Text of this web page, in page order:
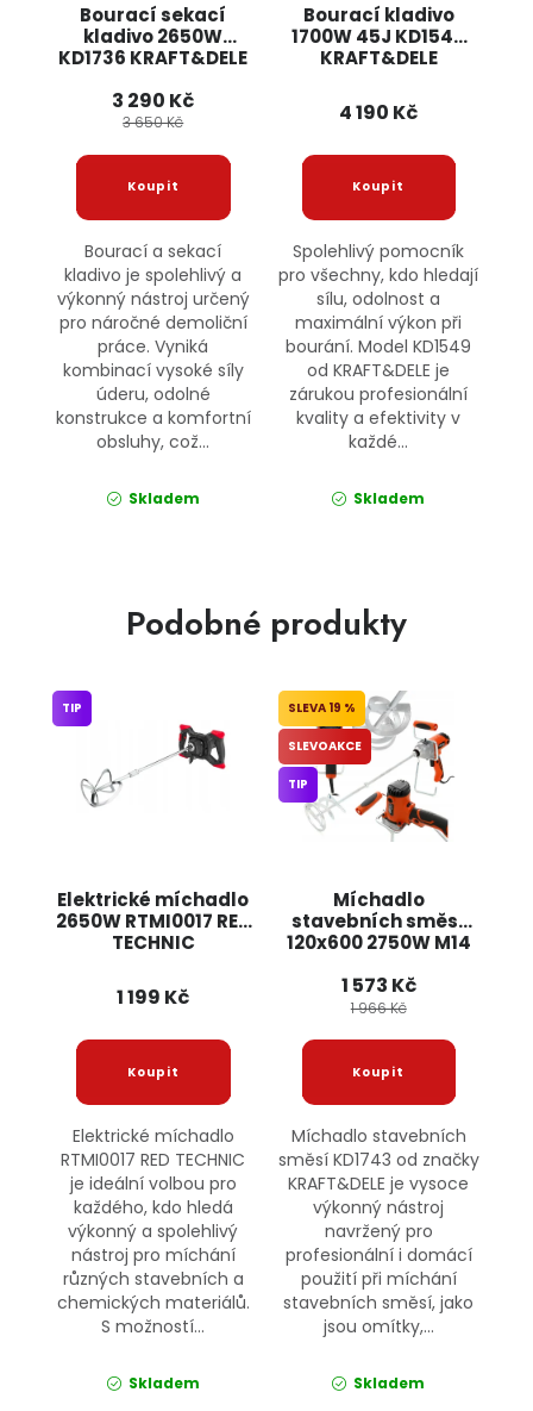
Bourací sekací
kladivo 2650W
KD1736 KRAFT&DELE
3 290 Kč
3 650 Kč
Bourací a sekací
kladivo je spolehlivý a
výkonný nástroj určený
pro náročné demoliční
práce. Vyniká
kombinací vysoké síly
úderu, odolné
konstrukce a komfortní
obsluhy, což...
Skladem
Bourací kladivo
1700W 45J KD1549
KRAFT&DELE
4 190 Kč
Spolehlivý pomocník
pro všechny, kdo hledají
sílu, odolnost a
maximální výkon při
bourání. Model KD1549
od KRAFT&DELE je
zárukou profesionální
kvality a efektivity v
každé...
Skladem
Podobné produkty
Elektrické míchadlo
2650W RTMI0017 RED
TECHNIC
TIP
1 199 Kč
Elektrické míchadlo
RTMI0017 RED TECHNIC
je ideální volbou pro
každého, kdo hledá
výkonný a spolehlivý
nástroj pro míchání
různých stavebních a
chemických materiálů.
S možností...
Skladem
Míchadlo
stavebních směsí
120x600 2750W M14
19 %
SLEVOAKCE
TIP
1 573 Kč
1 966 Kč
Míchadlo stavebních
směsí KD1743 od značky
KRAFT&DELE je vysoce
výkonný nástroj
navržený pro
profesionální i domácí
použití při míchání
stavebních směsí, jako
jsou omítky,...
Skladem